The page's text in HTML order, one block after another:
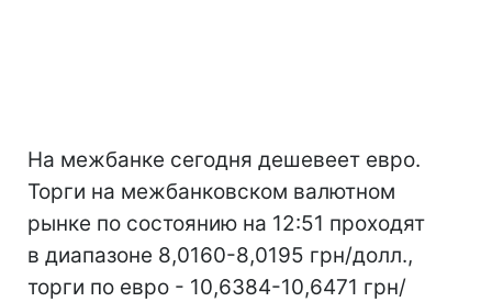
На межбанке сегодня дешевеет евро.
Торги на межбанковском валютном
рынке по состоянию на 12:51 проходят
в диапазоне 8,0160-8,0195 грн/долл.,
торги по евро - 10,6384-10,6471 грн/